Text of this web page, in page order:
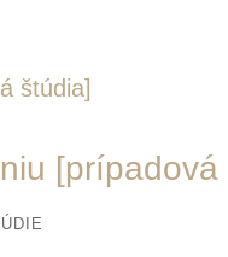
[prípadová